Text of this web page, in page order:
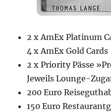
2 x AmEx Platinum
4 x AmEx Gold Cards
2 x Priority Pässe
Jeweils Lounge-
200 Euro
150 Euro